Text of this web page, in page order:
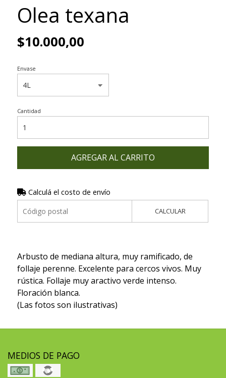
Olea texana
$10.000,00
Envase
Cantidad
AGREGAR AL CARRITO
Calculá el costo de envío
CALCULAR
Arbusto de mediana altura, muy ramificado, de
follaje perenne. Excelente para cercos vivos. Muy
rústica. Follaje muy aractivo verde intenso.
Floración blanca.
(Las fotos son ilustrativas)
MEDIOS DE PAGO